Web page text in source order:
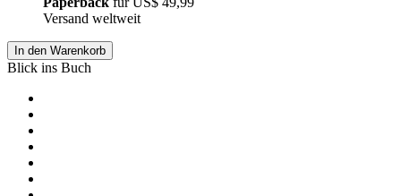
Versand weltweit
In den Warenkorb
Blick ins Buch